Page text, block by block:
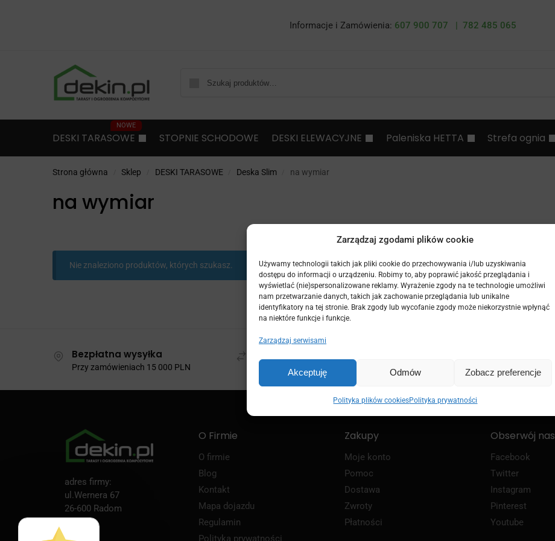
Zarządzaj zgodami plików cookie
Używamy technologii takich jak pliki cookie do przechowywania i/lub uzyskiwania
dostępu do informacji o urządzeniu. Robimy to, aby poprawić jakość przeglądania i
wyświetlać (nie)spersonalizowane reklamy. Wyrażenie zgody na te technologie umożliwi
nam przetwarzanie danych, takich jak zachowanie przeglądania lub unikalne
identyfikatory na tej stronie. Brak zgody lub wycofanie zgody może niekorzystnie wpłynąć
na niektóre funkcje i funkcje.
Zarządzaj serwisami
Akceptuję Odmów Zobacz preferencje
Polityka plików cookiesPolityka prywatności
Informacje i Zamówienia: 607 900 707 | 782 485 065
DESKI TARASOWE STOPNIE SCHODOWE DESKI ELEWACYJNE Paleniska HETTA Strefa ognia
Strona główna Sklep DESKI TARASOWE Deska Slim na wymiar
na wymiar
Nie znaleziono produktów, których szukasz.
Bezpłatna wysyłka
Przy zamówieniach 15 000 PLN Wysyłka od 2 do 21 dni roboczych Oferta dla krajów UE
adres firmy:
ul.Wernera 67
26-600 Radom
O Firmie
O firmie
Blog
Kontakt
Mapa dojazdu
Regulamin
Polityka prywatności
Zakupy
Moje konto
Pomoc
Dostawa
Zwroty
Płatności
Obserwój nas
Facebook
Twitter
Instagram
Pinterest
Youtube